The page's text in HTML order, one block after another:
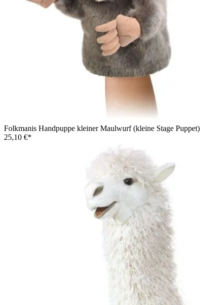
Folkmanis Handpuppe kleiner Maulwurf (kleine Stage Puppet)
25,10 €*